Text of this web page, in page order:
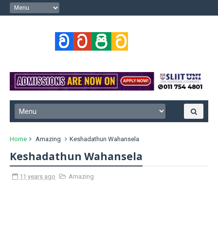
Home Amazing Keshadathun Wahansela
Keshadathun Wahansela
11 years ago Amazing